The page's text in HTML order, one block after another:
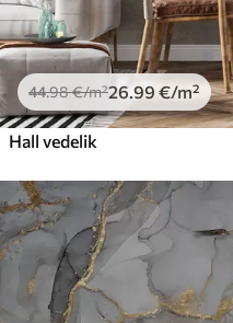
44.98€/m²26.99 €/m²
Hall vedelik